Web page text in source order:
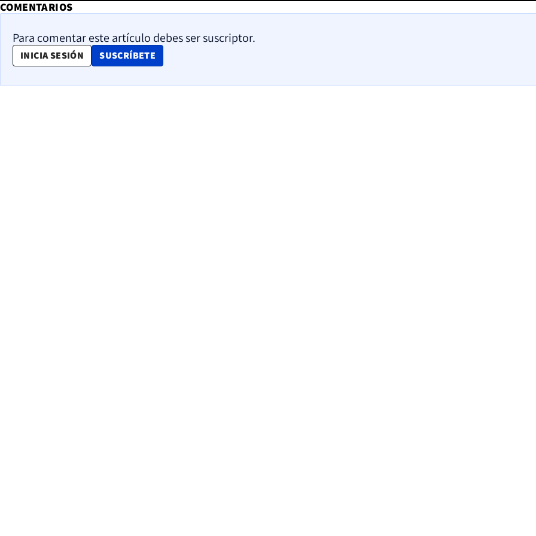
COMENTARIOS
Para comentar este artículo debes ser suscriptor.
INICIA SESIÓN SUSCRÍBETE
OPENS IN NEW WINDOW